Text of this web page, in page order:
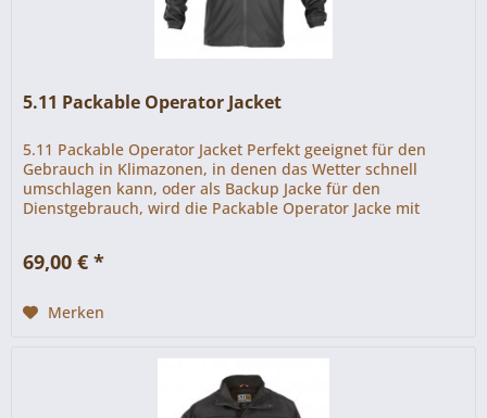
5.11 Packable Operator Jacket
5.11 Packable Operator Jacket Perfekt geeignet für den
Gebrauch in Klimazonen, in denen das Wetter sch­nell
umschlagen kann, oder als Backup Jacke für den
Dienstgebrauch, wird die Packable Operator Jacke mit
69,00 € *
Merken